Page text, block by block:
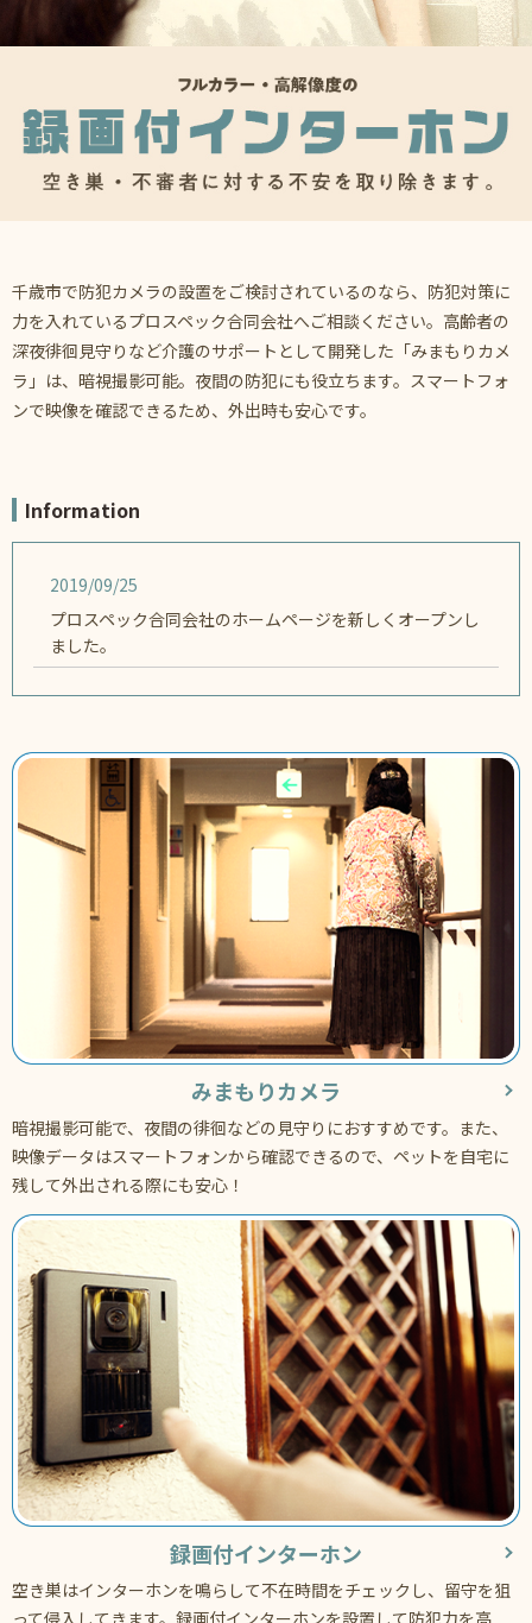
千歳市で防犯カメラの設置をご検討されているのなら、防犯対策に
力を入れているプロスペック合同会社へご相談ください。高齢者の
深夜徘徊見守りなど介護のサポートとして開発した「みまもりカメ
ラ」は、暗視撮影可能。夜間の防犯にも役立ちます。スマートフォ
ンで映像を確認できるため、外出時も安心です。
Information
2019/09/25
プロスペック合同会社のホームページを新しくオープンし
ました。
みまもりカメラ
暗視撮影可能で、夜間の徘徊などの見守りにおすすめです。また、
映像データはスマートフォンから確認できるので、ペットを自宅に
残して外出される際にも安心！
録画付インターホン
空き巣はインターホンを鳴らして不在時間をチェックし、留守を狙